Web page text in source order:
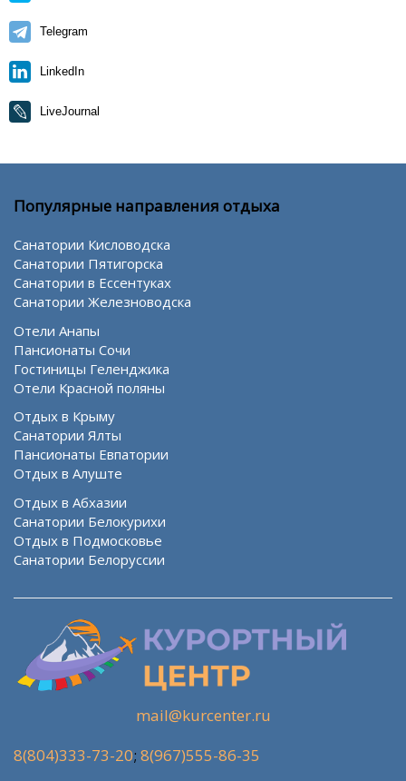
Telegram
LinkedIn
LiveJournal
Популярные направления отдыха
Санатории Кисловодска
Санатории Пятигорска
Санатории в Ессентуках
Санатории Железноводска
Отели Анапы
Пансионаты Сочи
Гостиницы Геленджика
Отели Красной поляны
Отдых в Крыму
Санатории Ялты
Пансионаты Евпатории
Отдых в Алуште
Отдых в Абхазии
Санатории Белокурихи
Отдых в Подмосковье
Санатории Белоруссии
mail@kurcenter.ru
8(804)333-73-20; 8(967)555-86-35